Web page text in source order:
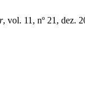
, vol. 11, nº 21, dez.